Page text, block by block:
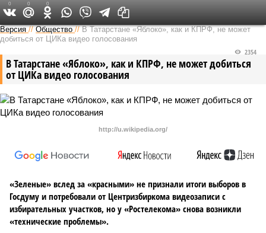
Версия в Татарстане
Версия //Общество //В Татарстане «Яблоко», как и КПРФ, не может
добиться от ЦИКа видео голосования
В Татарстане «Яблоко», как и КПРФ, не может добиться
от ЦИКа видео голосования
2354
http://u.wikipedia.org/
«Зеленые» вслед за «красными» не признали итоги выборов в
Госдуму и потребовали от Центризбиркома видеозаписи с
избирательных участков, но у «Ростелекома» снова возникли
«технические проблемы».
0 0 0